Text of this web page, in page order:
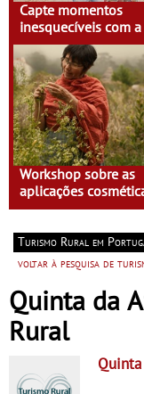
Capte momentos
inesquecíveis com
na Terra do Sempre
Workshop sobre as
aplicações
plantas na Casa do
Turismo Rural em
voltar à pesquisa de
Quinta da
Rural